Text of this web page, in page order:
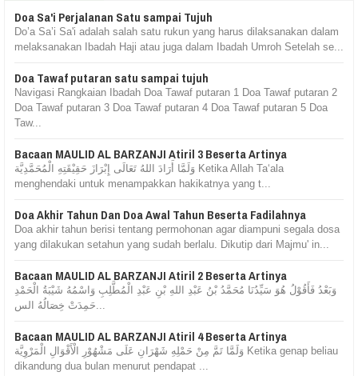
Doa Sa'i Perjalanan Satu sampai Tujuh
Do’a Sa’i Sa'i adalah salah satu rukun yang harus dilaksanakan dalam
melaksanakan Ibadah Haji atau juga dalam Ibadah Umroh Setelah se...
Doa Tawaf putaran satu sampai tujuh
Navigasi Rangkaian Ibadah Doa Tawaf putaran 1 Doa Tawaf putaran 2
Doa Tawaf putaran 3 Doa Tawaf putaran 4 Doa Tawaf putaran 5 Doa
Taw...
Bacaan MAULID AL BARZANJI Atiril 3 Beserta Artinya
وَلَمَّا أَرَادَ اللهُ تَعَالَى إِبْرَازَ حَقِيْقَتِهِ الْمُحَمَّدِيَّة Ketika Allah Ta‘ala
menghendaki untuk menampakkan hakikatnya yang t...
Doa Akhir Tahun Dan Doa Awal Tahun Beserta Fadilahnya
Doa akhir tahun berisi tentang permohonan agar diampuni segala dosa
yang dilakukan setahun yang sudah berlalu. Dikutip dari Majmu' in...
Bacaan MAULID AL BARZANJI Atiril 2 Beserta Artinya
وَبَعْدُ فَأَقُوْلُ هُوَ سَيِّدُنَا مُحَمَّدُ بْنُ عَبْدِ اللهِ بْنِ عَبْدِ الْمُطَّلِبِ وَاسْمُهُ شَيْبَةُ الْحَمْدِ
Bacaan MAULID AL BARZANJI Atiril 4 Beserta Artinya
وَلَمَّا تَمَّ مِنْ حَمْلِهِ شَهْرَانِ عَلَى مَشْهُوْرِ الْأَقْوَالِ الْمَرْوِيَّة Ketika genap beliau
dikandung dua bulan menurut pendapat ...